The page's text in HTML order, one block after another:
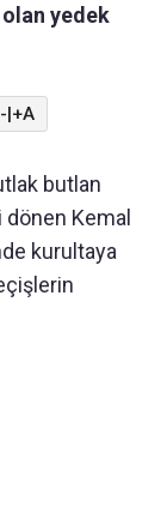
olan yedek
|+A
butlan
dönen Kemal
kurultaya